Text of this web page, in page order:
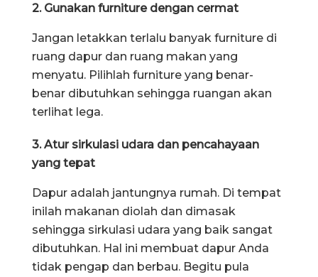
2. Gunakan furniture dengan cermat
Jangan letakkan terlalu banyak furniture di
ruang dapur dan ruang makan yang
menyatu. Pilihlah furniture yang benar-
benar dibutuhkan sehingga ruangan akan
terlihat lega.
3. Atur sirkulasi udara dan pencahayaan
yang tepat
Dapur adalah jantungnya rumah. Di tempat
inilah makanan diolah dan dimasak
sehingga sirkulasi udara yang baik sangat
dibutuhkan. Hal ini membuat dapur Anda
tidak pengap dan berbau. Begitu pula